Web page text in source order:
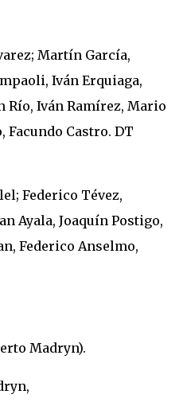
Martín García,
Iván Erquiaga,
Iván Ramírez, Mario
Facundo Castro. DT
Federico Tévez,
Ayala, Joaquín Postigo,
Federico Anselmo,
Madryn).